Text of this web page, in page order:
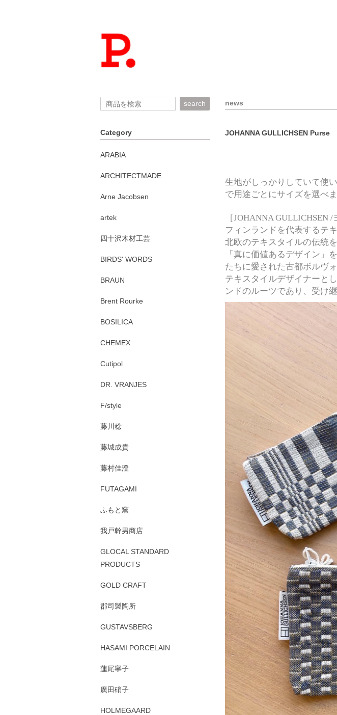
news
JOHANNA GULLICHSEN Purse
生地がしっかりしていて使
で用途ごとにサイズを選べま
［JOHANNA GULLICHSEN
フィンランドを代表するテ
北欧のテキスタイルの伝統
「真に価値あるデザイン」
たちに愛された古都ボルヴ
テキスタイルデザイナーと
ンドのルーツであり、受け
search
Category
ARABIA
ARCHITECTMADE
Arne Jacobsen
artek
四十沢木材工芸
BIRDS' WORDS
BRAUN
Brent Rourke
BOSILICA
CHEMEX
Cutipol
DR. VRANJES
F/style
藤川稔
藤城成貴
藤村佳澄
FUTAGAMI
ふもと窯
我戸幹男商店
GLOCAL STANDARD
PRODUCTS
GOLD CRAFT
郡司製陶所
GUSTAVSBERG
HASAMI PORCELAIN
蓮尾寧子
廣田硝子
HOLMEGAARD